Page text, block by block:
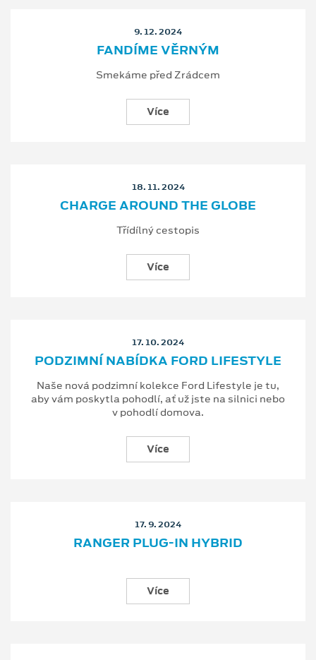
9. 12. 2024
FANDÍME VĚRNÝM
Smekáme před Zrádcem
Více
18. 11. 2024
CHARGE AROUND THE GLOBE
Třídílný cestopis
Více
17. 10. 2024
PODZIMNÍ NABÍDKA FORD LIFESTYLE
Naše nová podzimní kolekce Ford Lifestyle je tu,
aby vám poskytla pohodlí, ať už jste na silnici nebo
v pohodlí domova.
Více
17. 9. 2024
RANGER PLUG-IN HYBRID
Více